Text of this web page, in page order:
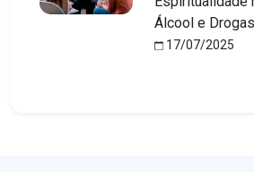
Álcool e Drogas
17/07/2025